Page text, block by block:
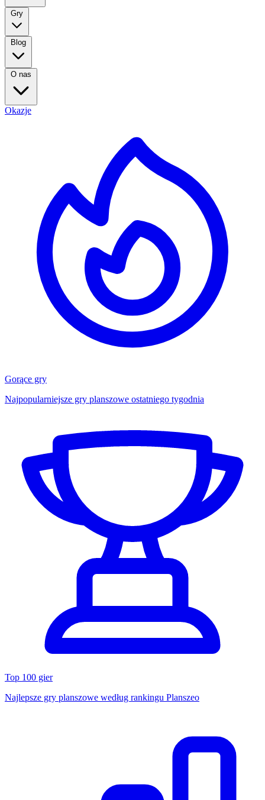
Gry
Blog
O nas
Okazje
Gorące gry
Najpopularniejsze gry planszowe ostatniego tygodnia
Top 100 gier
Najlepsze gry planszowe według rankingu Planszeo